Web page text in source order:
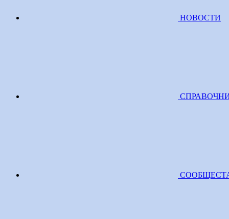
НОВОСТИ